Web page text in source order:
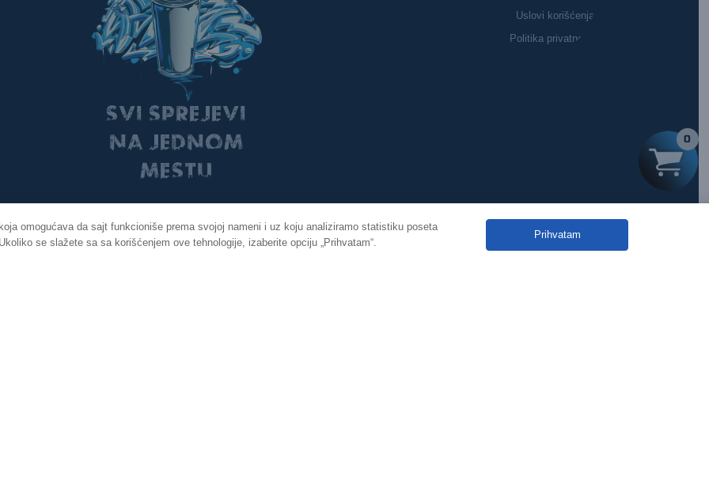
SVI SPREJEVI
NA JEDNOM
MESTU
Uslovi korišćenja
Politika privatnosti
0
omogućava da sajt funkcioniše prema svojoj nameni i uz koju analiziramo statistiku poseta
se slažete sa sa korišćenjem ove tehnologije, izaberite opciju „Prihvatam“.
Prihvatam